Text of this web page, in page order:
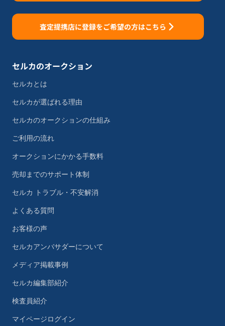
査定提携店に登録をご希望の方はこちら
セルカのオークション
セルカとは
セルカが選ばれる理由
セルカのオークションの仕組み
ご利用の流れ
オークションにかかる手数料
売却までのサポート体制
セルカ トラブル・不安解消
よくある質問
お客様の声
セルカアンバサダーについて
メディア掲載事例
セルカ編集部紹介
検査員紹介
マイページログイン